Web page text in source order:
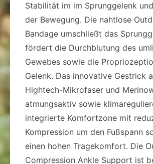
Stabilität im im Sprunggelenk
der Bewegung. Die nahtlose
Bandage umschließt das
fördert die Durchblutung des
Gewebes sowie die
Gelenk. Das innovative Gestrick
Hightech-Mikrofaser und
atmungsaktiv sowie
integrierte Komfortzone mit
Kompression um den Fußspann
einen hohen Tragekomfort. Die
Compression Ankle Support ist